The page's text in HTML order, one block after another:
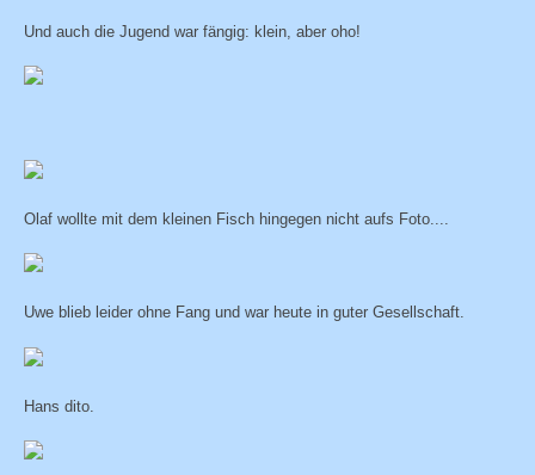
Und auch die Jugend war fängig: klein, aber oho!
Olaf wollte mit dem kleinen Fisch hingegen nicht aufs Foto....
Uwe blieb leider ohne Fang und war heute in guter Gesellschaft.
Hans dito.